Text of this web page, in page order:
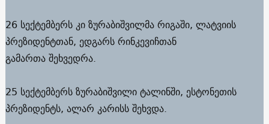
26 სექტემბერს კი ზურაბიშვილმა რიგაში, ლატვიის
პრეზიდენტთან, ედგარს რინკევიჩთან
გამართა შეხვედრა.
25 სექტემბერს ზურაბიშვილი ტალინში, ესტონეთის
პრეზიდენტს, ალარ კარისს შეხვდა.